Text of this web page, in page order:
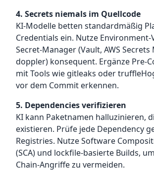
4. Secrets niemals im Quellcode
KI-Modelle betten standardmäßig
Credentials ein. Nutze
Secret-Manager (Vault, AWS Secrets
doppler) konsequent. Ergänze Pre-
mit Tools wie gitleaks oder
vor dem Commit erkennen.
5. Dependencies verifizieren
KI kann Paketnamen halluzinieren,
existieren. Prüfe jede Dependency
Registries. Nutze Software
(SCA) und lockfile-basierte Builds,
Chain-Angriffe zu vermeiden.